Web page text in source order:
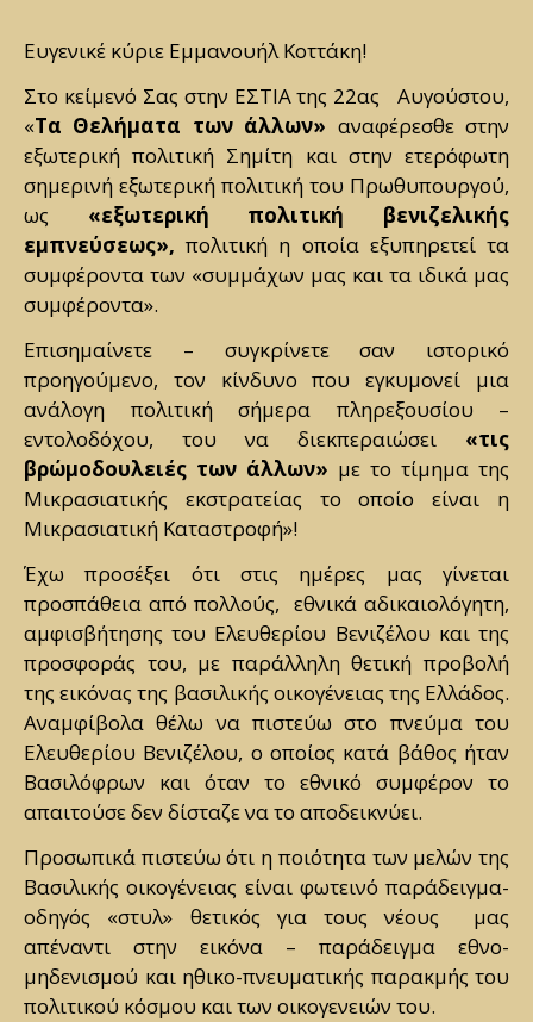
Ευγενικέ κύριε Εμμανουήλ Κοττάκη!
Στο κείμενό Σας στην ΕΣΤΙΑ της 22ας
Αυγούστου,
«Τα Θελήματα των άλλων» αναφέρεσθε στην
εξωτερική πολιτική Σημίτη και στην ετερόφωτη
σημερινή εξωτερική πολιτική του Πρωθυπουργού,
ως «εξωτερική πολιτική βενιζελικής
εμπνεύσεως», πολιτική η οποία εξυπηρετεί τα
συμφέροντα των «συμμάχων μας και τα ιδικά μας
συμφέροντα».
Επισημαίνετε – συγκρίνετε σαν ιστορικό
προηγούμενο, τον κίνδυνο που εγκυμονεί μια
ανάλογη πολιτική σήμερα πληρεξουσίου –
εντολοδόχου, του να διεκπεραιώσει «τις
βρώμοδουλειές των άλλων» με το τίμημα της
Μικρασιατικής εκστρατείας το οποίο είναι η
Μικρασιατική Καταστροφή»!
Έχω προσέξει ότι στις ημέρες μας γίνεται
προσπάθεια από πολλούς, εθνικά αδικαιολόγητη,
αμφισβήτησης του Ελευθερίου Βενιζέλου και της
προσφοράς του, με παράλληλη θετική προβολή
της εικόνας της βασιλικής οικογένειας της Ελλάδος.
Αναμφίβολα θέλω να πιστεύω στο πνεύμα του
Ελευθερίου Βενιζέλου, ο οποίος κατά βάθος ήταν
Βασιλόφρων και όταν το εθνικό συμφέρον το
απαιτούσε δεν δίσταζε να το αποδεικνύει.
Προσωπικά πιστεύω ότι η ποιότητα των μελών της
Βασιλικής οικογένειας είναι φωτεινό παράδειγμα-
οδηγός «στυλ» θετικός για τους νέους μας
απέναντι στην εικόνα – παράδειγμα εθνο-
μηδενισμού και ηθικο-πνευματικής παρακμής του
πολιτικού κόσμου και των οικογενειών του.